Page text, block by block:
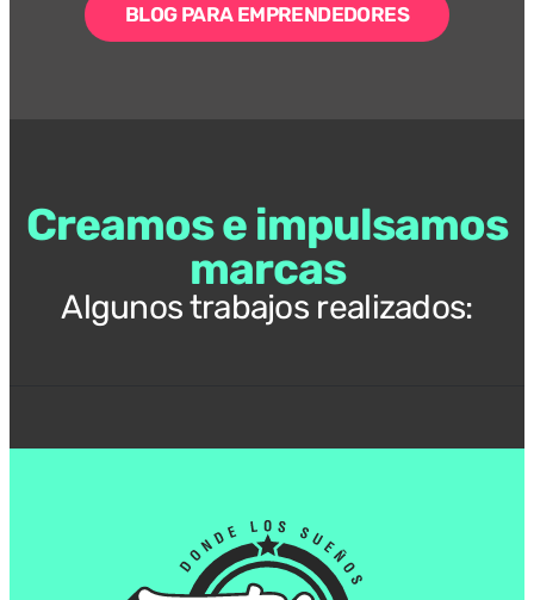
BLOG PARA EMPRENDEDORES
Creamos e impulsamos
marcas
Algunos trabajos realizados: